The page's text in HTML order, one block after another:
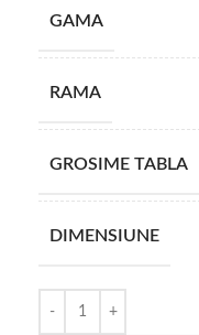
GAMA
RAMA
GROSIME TABLA
DIMENSIUNE